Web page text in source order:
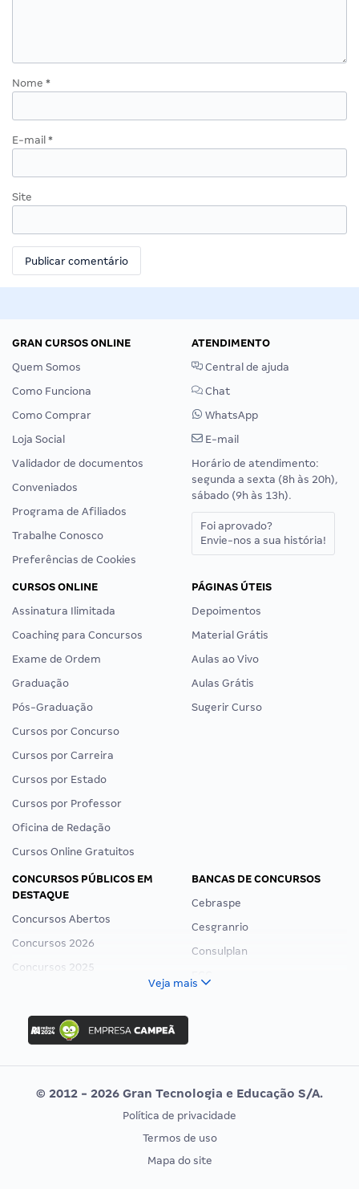
Nome *
E-mail *
Site
GRAN CURSOS ONLINE
Quem Somos
Como Funciona
Como Comprar
Loja Social
Validador de documentos
Conveniados
Programa de Afiliados
Trabalhe Conosco
Preferências de Cookies
ATENDIMENTO
Central de ajuda
Chat
WhatsApp
E-mail
Horário de atendimento:
segunda a sexta (8h às 20h),
sábado (9h às 13h).
Foi aprovado?
Envie-nos a sua história!
CURSOS ONLINE
Assinatura Ilimitada
Coaching para Concursos
Exame de Ordem
Graduação
Pós-Graduação
Cursos por Concurso
Cursos por Carreira
Cursos por Estado
Cursos por Professor
Oficina de Redação
Cursos Online Gratuitos
PÁGINAS ÚTEIS
Depoimentos
Material Grátis
Aulas ao Vivo
Aulas Grátis
Sugerir Curso
CONCURSOS PÚBLICOS EM
DESTAQUE
Concursos Abertos
Concursos 2026
Concursos 2025
Concurso Nacional Unificado
Concurso Ibama
Concurso MPU
Editais publicados
BANCAS DE CONCURSOS
Cebraspe
Cesgranrio
Consulplan
Vunesp
CONCURSOS POR PROFISSÃO
EXAME DE ORDEM
Veja mais
© 2012 - 2026 Gran Tecnologia e Educação S/A.
Política de privacidade
Termos de uso
Mapa do site